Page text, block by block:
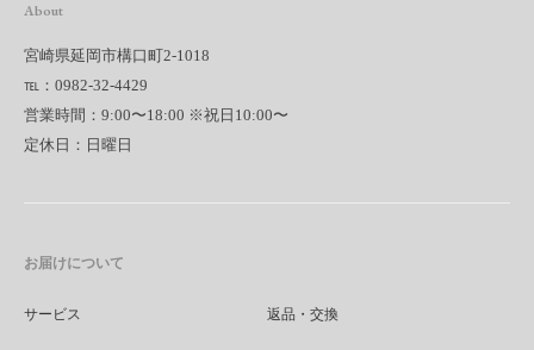
About
宮崎県延岡市構口町2-1018
℡：0982-32-4429
営業時間：9:00〜18:00 ※祝日10:00〜
定休日：日曜日
お届けについて
サービス 返品・交換